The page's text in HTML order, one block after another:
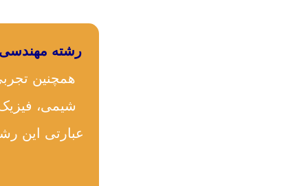
رشته
همچنین
شیمی،
عبارتی این